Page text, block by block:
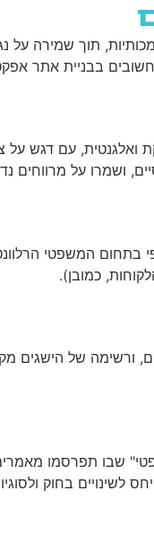
תוך שמירה
בבניית אתר
עם דגש על
ושמרו על מרווחים
בתחום המשפטי
כמובן).
ורשימה של הישגים
שבו תפרסמו
לשינויים בחוק